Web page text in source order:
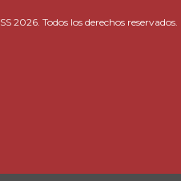
2026. Todos los derechos reservados.